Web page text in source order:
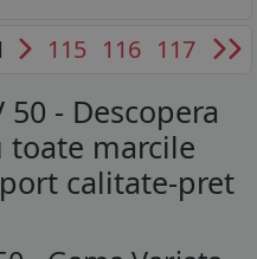
115 116 117
- Descopera
marcile
calitate-pret